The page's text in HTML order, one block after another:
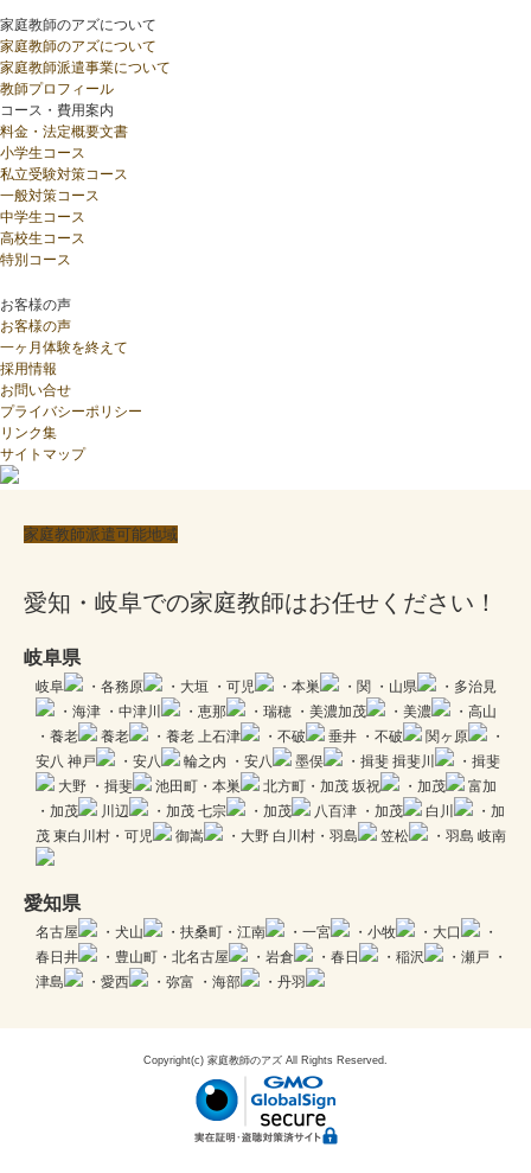
家庭教師のアズについて
家庭教師のアズについて
家庭教師派遣事業について
教師プロフィール
コース・費用案内
料金・法定概要文書
小学生コース
私立受験対策コース
一般対策コース
中学生コース
高校生コース
特別コース
お客様の声
お客様の声
一ヶ月体験を終えて
採用情報
お問い合せ
プライバシーポリシー
リンク集
サイトマップ
家庭教師派遣可能地域
愛知・岐阜での家庭教師はお任せください！
岐阜県
岐阜 ・各務原 ・大垣 ・可児 ・本巣 ・関 ・山県
・多治見
・海津 ・中津川 ・恵那 ・瑞穂 ・美濃加茂 ・美濃
・高山
・養老
養老 ・養老 上石津 ・不破 垂井 ・不破 関ヶ原
・
安八 神戸 ・安八 輪之内 ・安八 墨俣 ・揖斐 揖斐川
・揖斐
大野 ・揖斐 池田町・本巣 北方町・加茂 坂祝 ・加茂
富加
・加茂
川辺 ・加茂 七宗 ・加茂 八百津 ・加茂 白川
・加
茂 東白川村・可児 御嵩 ・大野 白川村・羽島 笠松 ・羽島 岐南
愛知県
名古屋 ・犬山 ・扶桑町・江南 ・一宮 ・小牧 ・大口
・
春日井
・豊山町・北名古屋 ・岩倉 ・春日 ・稲沢 ・瀬戸 ・
津島
・愛西 ・弥富 ・海部 ・丹羽
Copyright(c) 家庭教師のアズ All Rights Reserved.